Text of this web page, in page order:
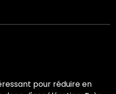
pour réduire en